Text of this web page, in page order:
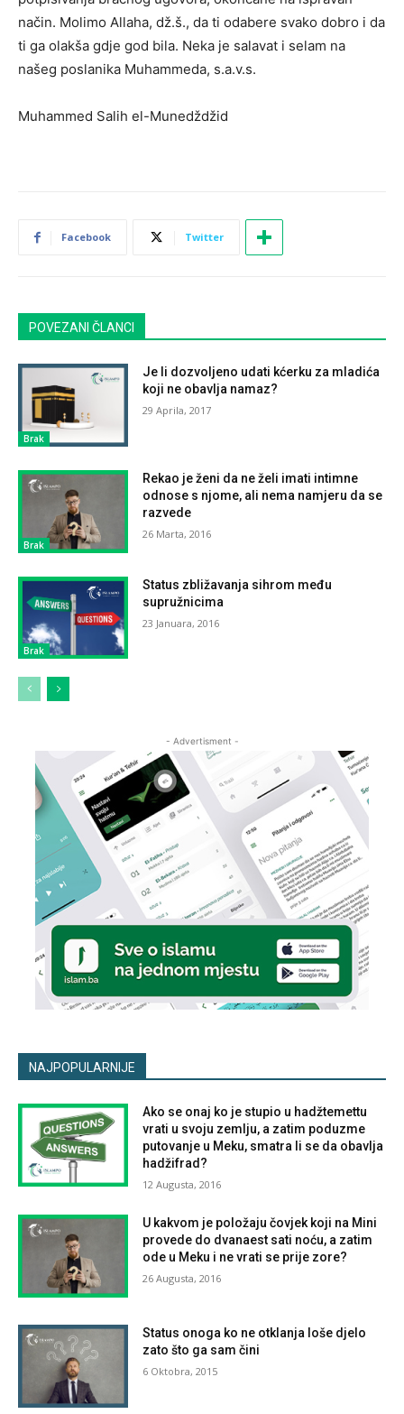
način. Molimo Allaha, dž.š., da ti odabere svako dobro i da
ti ga olakša gdje god bila. Neka je salavat i selam na
našeg poslanika Muhammeda, s.a.v.s.
Muhammed Salih el-Munedždžid
Facebook Twitter
POVEZANI ČLANCI
Brak
Je li dozvoljeno udati kćerku za mladića
koji ne obavlja namaz?
29 Aprila, 2017
Brak
Rekao je ženi da ne želi imati intimne
odnose s njome, ali nema namjeru da se
razvede
26 Marta, 2016
Brak
Status zbližavanja sihrom među
supružnicima
23 Januara, 2016
- Advertisment -
NAJPOPULARNIJE
Ako se onaj ko je stupio u hadžtemettu
vrati u svoju zemlju, a zatim poduzme
putovanje u Meku, smatra li se da obavlja
hadžifrad?
12 Augusta, 2016
U kakvom je položaju čovjek koji na Mini
provede do dvanaest sati noću, a zatim
ode u Meku i ne vrati se prije zore?
26 Augusta, 2016
Status onoga ko ne otklanja loše djelo
zato što ga sam čini
6 Oktobra, 2015